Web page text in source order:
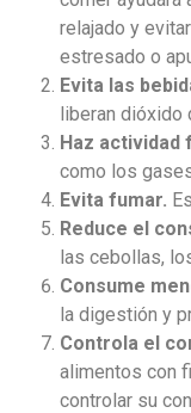
relajado y
estresado o
Evita las
liberan dióxido
Haz actividad
como los
Evita fumar.
Reduce el
las cebollas,
Consume
la digestión y
Controla el
alimentos con
controlar su